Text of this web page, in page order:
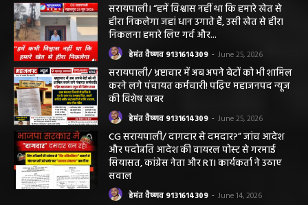
सरायपाली। “हमें विश्वास नहीं था कि हमारे खेत से
हीरा निकलेगा जहां धान उगाते हैं, उसी खेत से हीरा
निकलना हमारे लिए गर्व और...
हेमंत वैष्णव 9131614309 - June 25, 2026
सरायपाली/ भ्रष्टाचार में अब अपने बेटों को भी शामिल
करने लगे पंचायत कर्मचारी! पढ़िए महाजनपद न्यूज
की विशेष खबर
हेमंत वैष्णव 9131614309 - June 25, 2026
CG सरायपाली/ दागदार से दमदार?” जांच आदेश
और पदोन्नति आदेश की वायरल पोस्ट से गरमाई
सियासत, कांग्रेस नेता और RTI कार्यकर्ता ने उठाए
सवाल
हेमंत वैष्णव 9131614309 - June 14, 2026